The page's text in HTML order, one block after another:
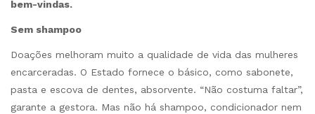
bem-vindas.
Sem shampoo
Doações melhoram muito a qualidade de vida das mulheres
encarceradas. O Estado fornece o básico, como sabonete,
pasta e escova de dentes, absorvente. “Não costuma faltar”,
garante a gestora. Mas não há shampoo, condicionador nem